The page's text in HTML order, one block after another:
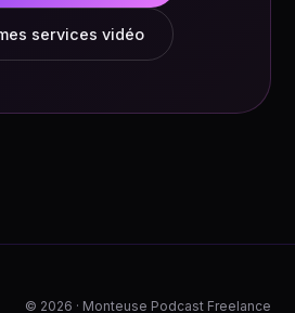
services vidéo
© 2026 · Monteuse Podcast Freelance